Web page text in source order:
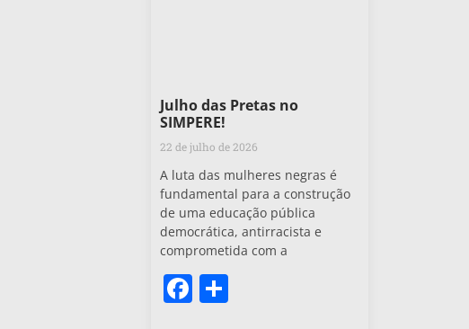
Julho das Pretas no
SIMPERE!
22 de julho de 2026
A luta das mulheres negras é
fundamental para a construção
de uma educação pública
democrática, antirracista e
comprometida com a
Facebook